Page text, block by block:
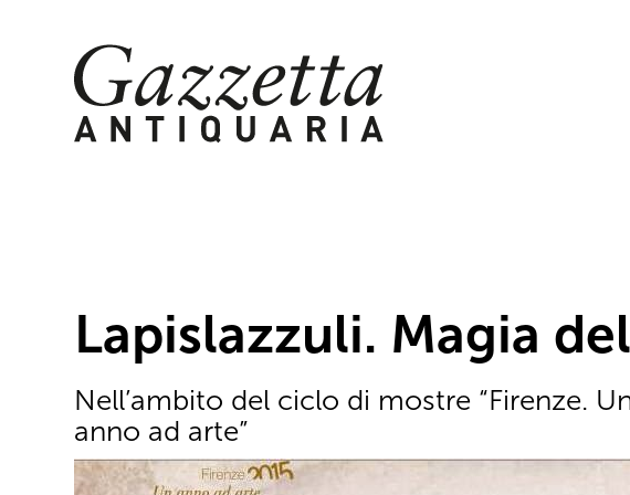
Skip
to
content
Lapislazzuli. Magia
Nell’ambito del ciclo di mostre “Firenze.
anno ad arte”